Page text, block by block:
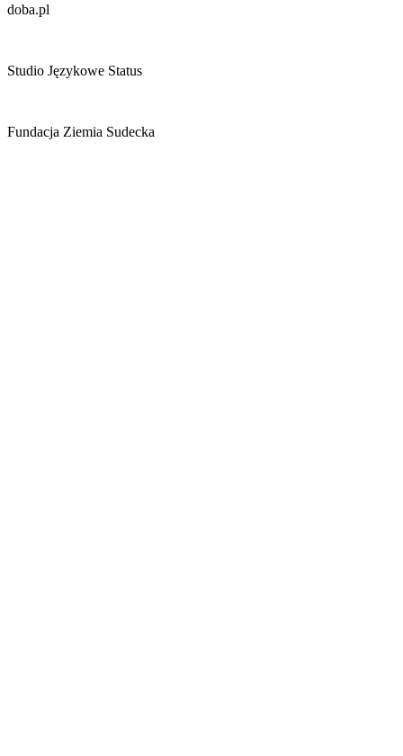
doba.pl
Studio Językowe Status
Fundacja Ziemia Sudecka